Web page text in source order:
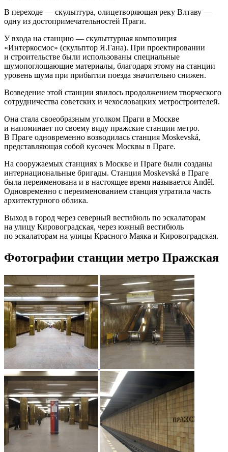
В переходе — скульптура, олицетворяющая реку Влтаву —
одну из достопримечательностей Праги.
У входа на станцию — скульптурная композиция
«Интеркосмос» (скульптор Я.Гана). При проектировании
и строительстве были использованы специальные
шумопоглощающие материалы, благодаря этому на станции
уровень шума при прибытии поезда значительно снижен.
Возведение этой станции явилось продолжением творческого
сотрудничества советских и чехословацких метростроителей.
Она стала своеобразным уголком Праги в Москве
и напоминает по своему виду пражские станции метро.
В Праге одновременно возводилась станция Moskevská,
представляющая собой кусочек Москвы в Праге.
На сооружаемых станциях в Москве и Праге были созданы
интернациональные бригады. Станция Moskevská в Праге
была переименована и в настоящее время называется Anděl.
Одновременно с переименованием станция утратила часть
архитектурного облика.
Выход в город через северный вестибюль по эскалаторам
на улицу Кировоградская, через южный вестибюль
по эскалаторам на улицы Красного Маяка и Кировоградская.
Фотографии станции метро Пражская